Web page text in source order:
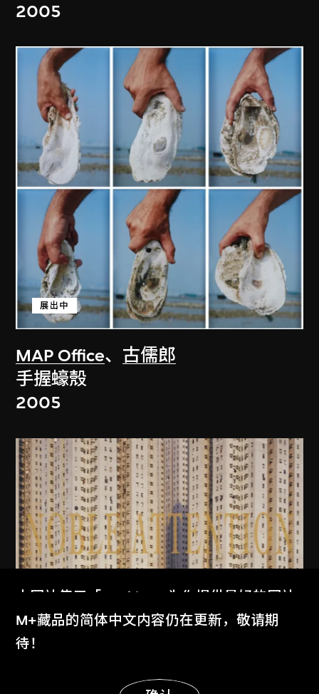
2005
MAP Office、 古儒郎
展出中
手握蠔殼
2005
MAP Office
本网站使用「Cookies」为你提供最好的网站
体验。
了解更多
M+藏品的简体中文内容仍在更新，敬请期
待！
显示更多